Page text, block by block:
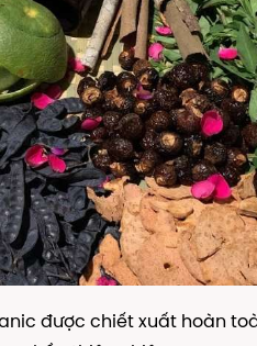
được chiết xuất hoàn